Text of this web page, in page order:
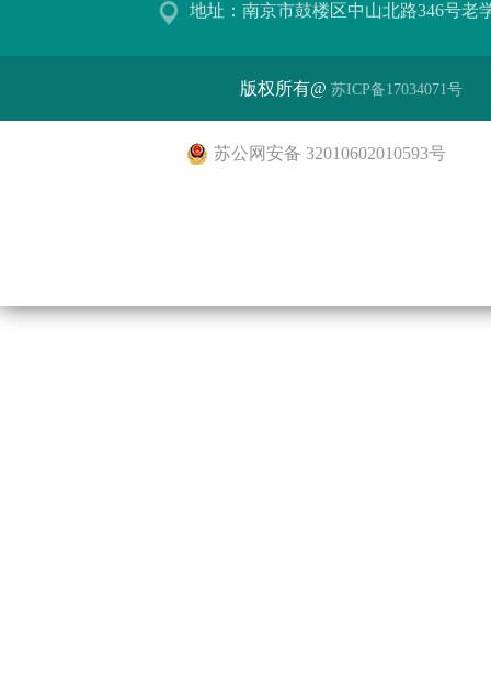
地址：南京市鼓楼区中山北路346号老
版权所有@ 苏ICP备17034071号
苏公网安备 32010602010593号